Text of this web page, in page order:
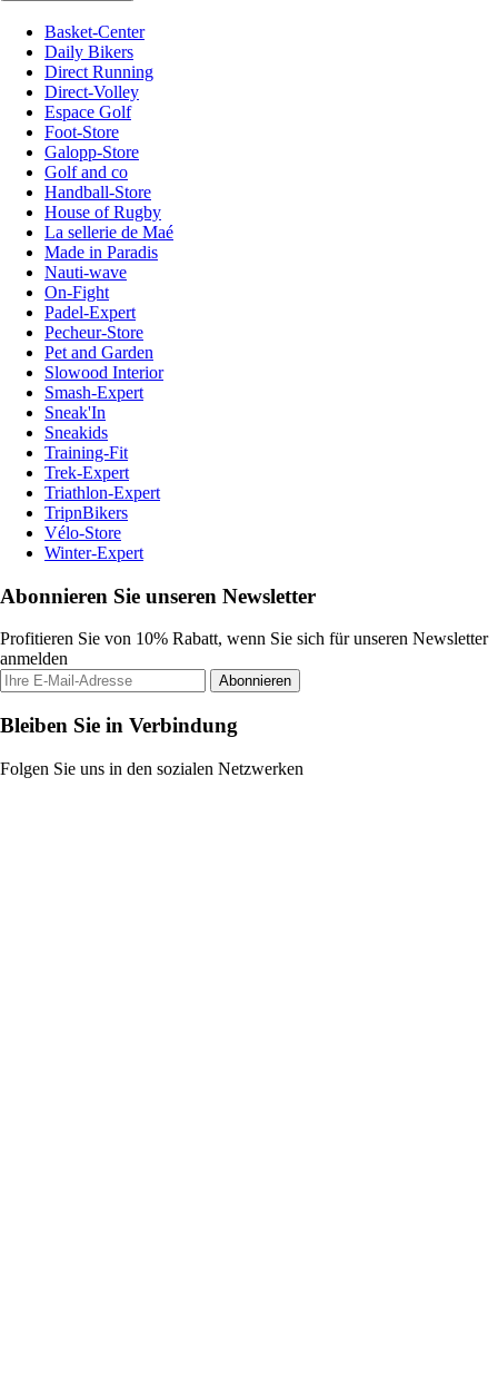
Basket-Center
Daily Bikers
Direct Running
Direct-Volley
Espace Golf
Foot-Store
Galopp-Store
Golf and co
Handball-Store
House of Rugby
La sellerie de Maé
Made in Paradis
Nauti-wave
On-Fight
Padel-Expert
Pecheur-Store
Pet and Garden
Slowood Interior
Smash-Expert
Sneak'In
Sneakids
Training-Fit
Trek-Expert
Triathlon-Expert
TripnBikers
Vélo-Store
Winter-Expert
Abonnieren Sie unseren Newsletter
Profitieren Sie von 10% Rabatt, wenn Sie sich für unseren Newsletter
anmelden
Abonnieren
Bleiben Sie in Verbindung
Folgen Sie uns in den sozialen Netzwerken